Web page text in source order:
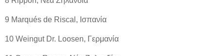
9 Marqués de Riscal, Ισπανία
10 Weingut Dr. Loosen, Γερμανία